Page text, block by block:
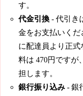
す。
代金引換 - 代引き
金をお支払いく
に配達員より正
料は 470円 ですが、
担します。
銀行振り込み - 銀